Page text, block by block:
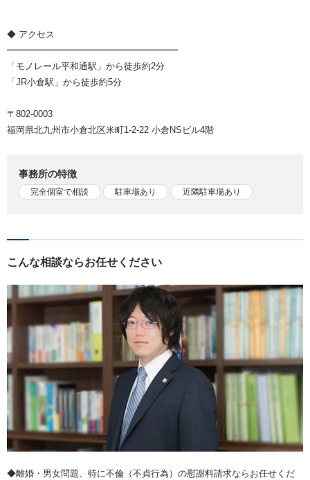
◆ アクセス
━━━━━━━━━━━━━━━━━━━
「モノレール平和通駅」から徒歩約2分
「JR小倉駅」から徒歩約5分
〒802-0003
福岡県北九州市小倉北区米町1-2-22 小倉NSビル4階
事務所の特徴
完全個室で相談 駐車場あり 近隣駐車場あり
こんな相談ならお任せください
◆離婚・男女問題、特に不倫（不貞行為）の慰謝料請求ならお任せくだ